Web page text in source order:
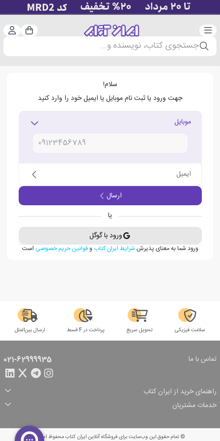
دسته‌بندی سبد
جستجوی کتاب، نویسنده و...
سلام!
جهت ورود یا ثبت نام موبایل یا ایمیل خود را وارد کنید
موبایل
ایمیل
ارسال
یا
ورود با گوگل
ورود شما به معنای پذیرش شرایط ایران کتاب وقوانین حریم خصوصی است
سلامت فیزیکی تحویل سریع پرداخت در 4 قسط ارسال بین‌الملل
تماس با ما 021-62999935
راهنمای خرید از ایران کتاب
ثبت سفارش
شرایط ارسال سفارش
شیوه پرداخت
تخفیف‌های خرید
خدمات مشتریان
© تمام حقوق این وب‌سایت برای فروشگاه آنلاین ایران کتاب محفوظ است.